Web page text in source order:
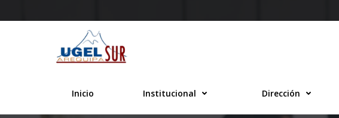
al
Inicio Institucional Dirección